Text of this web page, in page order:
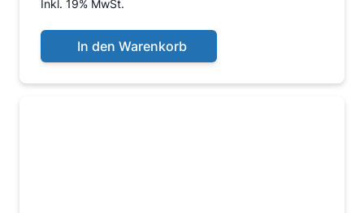
Inkl. 19% MwSt.
In den Warenkorb